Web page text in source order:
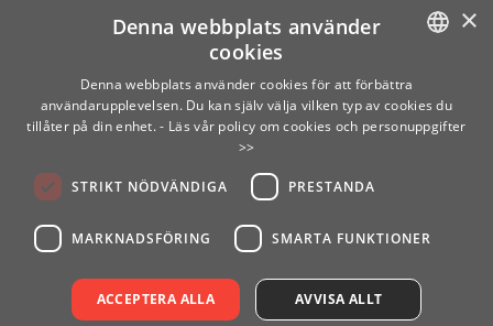
SWEDISH
×
Denna webbplats använder
cookies
Denna webbplats använder cookies för att förbättra
användarupplevelsen. Du kan själv välja vilken typ av cookies du
tillåter på din enhet. - Läs vår policy om cookies och personuppgifter
>>
STRIKT NÖDVÄNDIGA PRESTANDA
MARKNADSFÖRING SMARTA FUNKTIONER
ACCEPTERA ALLA AVVISA ALLT